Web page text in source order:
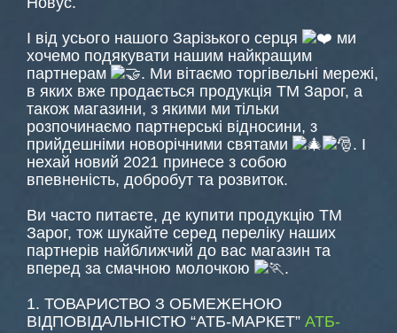
І від усього нашого Зарізького серця
ми
хочемо подякувати нашим найкращим
партнерам
. Ми вітаємо торгівельні мережі,
в яких вже продається продукція ТМ Зарог, а
також магазини, з якими ми тільки
розпочинаємо партнерські відносини, з
прийдешніми новорічними святами
. І
нехай новий 2021 принесе з собою
впевненість, добробут та розвиток.
Ви часто питаєте, де купити продукцію ТМ
Зарог, тож шукайте серед переліку наших
партнерів найближчий до вас магазин та
вперед за смачною молочкою
.
1. ТОВАРИСТВО З ОБМЕЖЕНОЮ
ВІДПОВІДАЛЬНІСТЮ “АТБ-МАРКЕТ” АТБ-